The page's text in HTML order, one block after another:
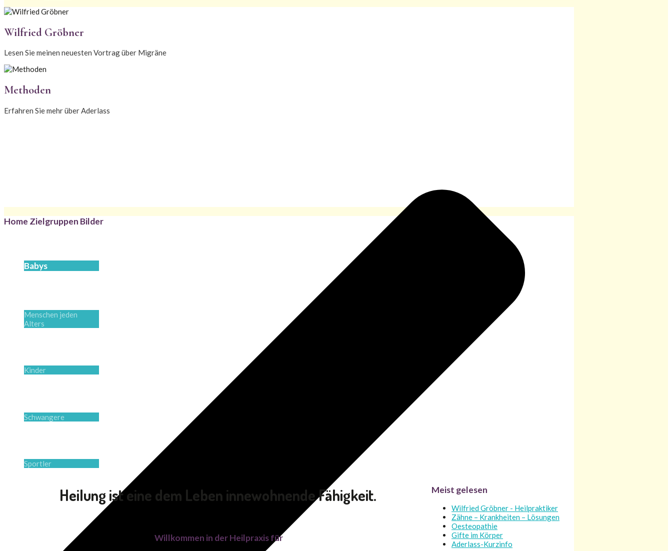
Wilfried Gröbner
Lesen Sie meinen neuesten Vortrag über Migräne
Methoden
Erfahren Sie mehr über Aderlass
Home Zielgruppen Bilder
Babys
Menschen jeden
Alters
Kinder
Schwangere
Sportler
Meist gelesen
Wilfried Gröbner - Heilpraktiker
Zähne – Krankheiten – Lösungen
Oesteopathie
Gifte im Körper
Aderlass-Kurzinfo
Heilung ist eine dem Leben innewohnende Fähigkeit.
Willkommen in der Heilpraxis für